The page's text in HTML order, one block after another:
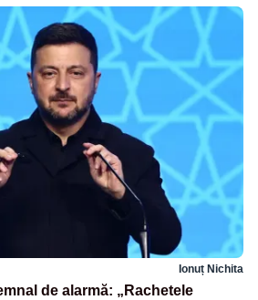
Ionuț Nichita
de alarmă: „Rachetele